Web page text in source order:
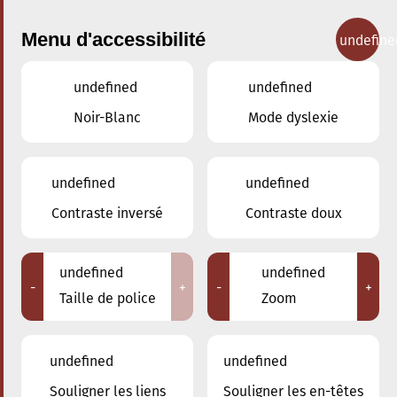
Concerts
Adresse
Menu d'accessibilité
undefined
Noir-Blanc
undefined
Mode dyslexie
undefined
Contraste inversé
undefined
Contraste doux
-
undefined
Taille de police
+ -
undefined
Zoom
+
undefined
Souligner les liens
undefined
Souligner les en-têtes